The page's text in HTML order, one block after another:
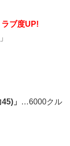
ラブ度UP!
」
…6000クル